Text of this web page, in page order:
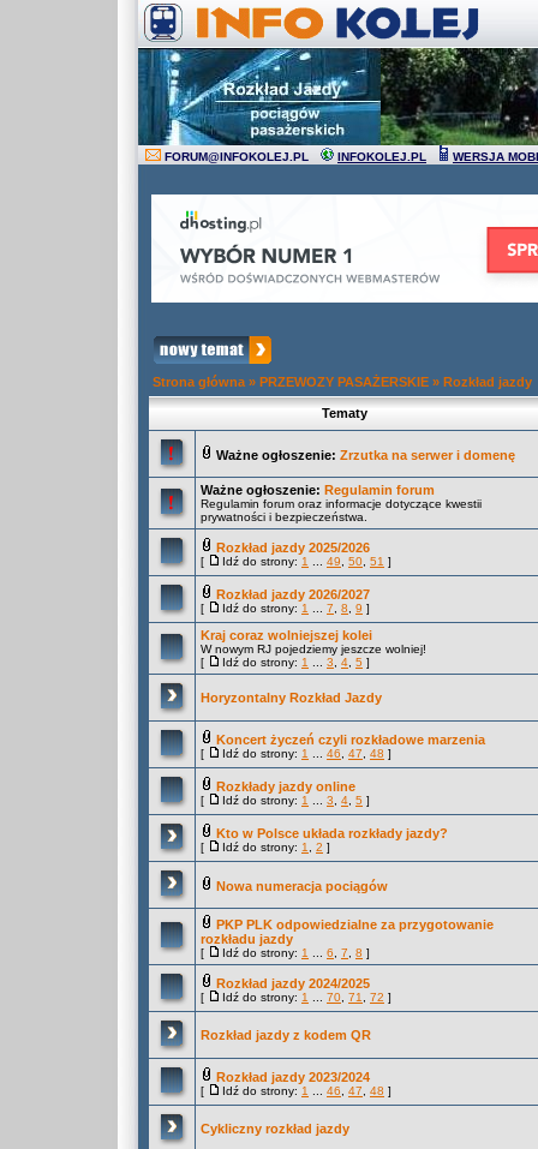
FORUM@INFOKOLEJ.PL INFOKOLEJ.PL WERSJA
Strona główna » PRZEWOZY PASAŻERSKIE » Rozkład jazdy
Tematy
Ważne ogłoszenie: Zrzutka na serwer i domenę
Ważne ogłoszenie: Regulamin forum
Regulamin forum oraz informacje dotyczące kwestii
prywatności i bezpieczeństwa.
Rozkład jazdy 2025/2026
[ Idź do strony: 1 49 50 51 ]
Rozkład jazdy 2026/2027
[ Idź do strony: 1 7 8 9 ]
Kraj coraz wolniejszej kolei
W nowym RJ pojedziemy jeszcze wolniej!
[
Idź do strony: 1 3 4 5 ]
Horyzontalny Rozkład Jazdy
Koncert życzeń czyli rozkładowe marzenia
[ Idź do strony: 1 46 47 48 ]
Rozkłady jazdy online
[ Idź do strony: 1 3 4 5 ]
Kto w Polsce układa rozkłady jazdy?
[ Idź do strony: 1 2 ]
Nowa numeracja pociągów
PKP PLK odpowiedzialne za przygotowanie
rozkładu jazdy
[ Idź do strony: 1 6 7 8 ]
Rozkład jazdy 2024/2025
[ Idź do strony: 1 70 71 72 ]
Rozkład jazdy z kodem QR
Rozkład jazdy 2023/2024
[ Idź do strony: 1 46 47 48 ]
Cykliczny rozkład jazdy